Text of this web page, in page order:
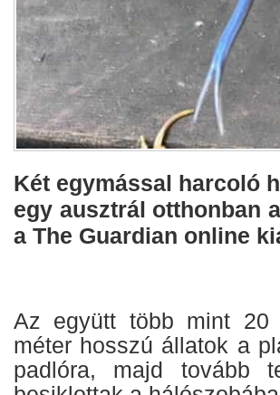
Két egymással harcoló
egy ausztrál otthonban
a The Guardian online
Az együtt több mint 20
méter hosszú állatok a
padlóra, majd tovább